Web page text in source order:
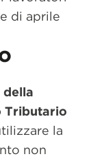
di aprile
della
Tributario
la
non